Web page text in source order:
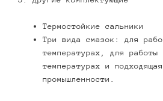
Термостойкие сальники
Три вида смазок: для
температурах, для работы
температурах и
промышленности.